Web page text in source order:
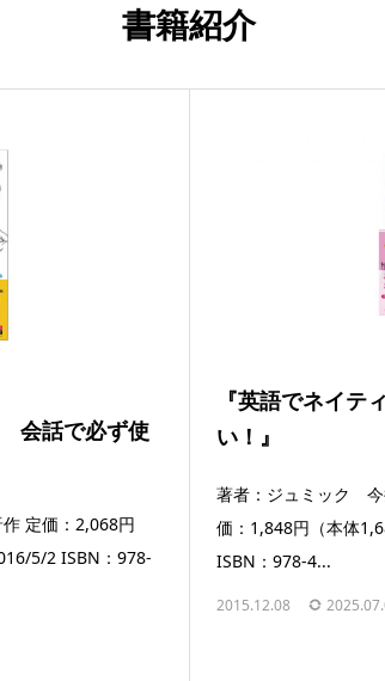
書籍紹介
会話で必ず使
定価：2,068円
5/2 ISBN：978-
『英語でネイテ
い！』
著者：ジュミック 今
価：1,848円（本体
ISBN：978-4...
2015.12.08